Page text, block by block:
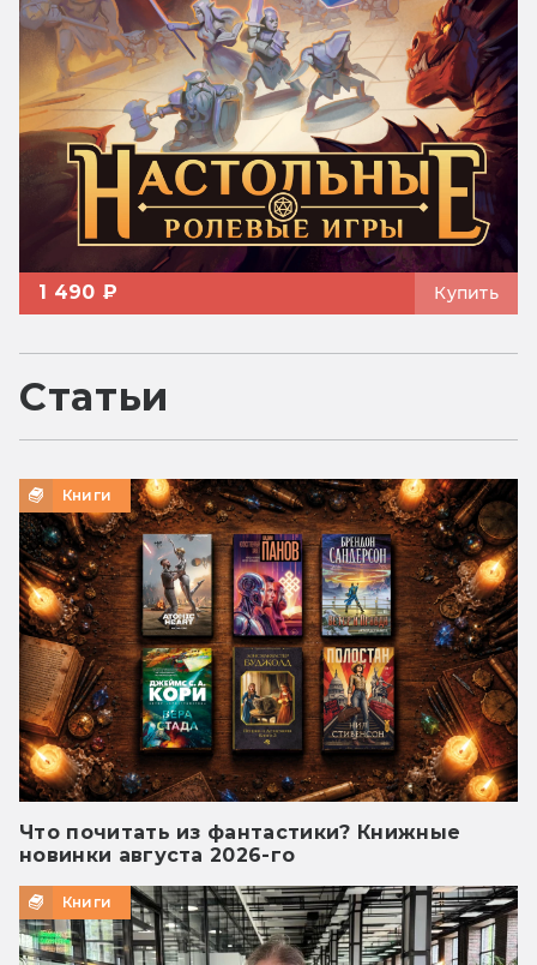
1 490 ₽ Купить
Статьи
Книги
Что почитать из фантастики? Книжные
новинки августа 2026-го
Книги